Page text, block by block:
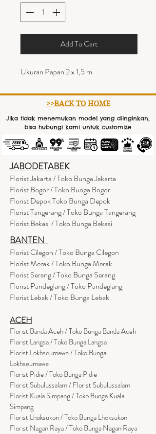
Add To Cart
Ukuran Papan 2 x 1,5 m
>>BACK TO HOME
Jika tidak menemukan model yang diinginkan,
bisa hubungi kami untuk customize
JABODETABEK
Florist Jakarta / Toko Bunga Jakarta
Florist Bogor / Toko Bunga Bogor
Florist Depok Toko Bunga Depok
Florist Tangerang / Toko Bunga Tangerang
Florist Bekasi / Toko Bunga Bekasi
BANTEN
Florist Cilegon / Toko Bunga Cilegon
Florist Merak / Toko Bunga Merak
Florist Serang / Toko Bunga Serang
Florist Pandeglang / Toko Pandeglang
Florist Lebak / Toko Bunga Lebak
ACEH
Florist Banda Aceh / Toko Bunga Banda Aceh
Florist Langsa / Toko Bunga Langsa
Florist Lokhseumawe / Toko Bunga
Lokhseumawe
Florist Pidie / Toko Bunga Pidie
Florist Subulussalam / Florist Subulussalam
Florist Kuala Simpang / Toko Bunga Kuala
Simpang
Florist Lhoksukon / Toko Bunga Lhoksukon
Florist Nagan Raya / Toko Bunga Nagan Raya